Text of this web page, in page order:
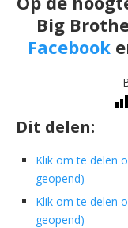
Big
Facebook
Dit delen:
Klik om te delen
geopend)
Klik om te delen
geopend)